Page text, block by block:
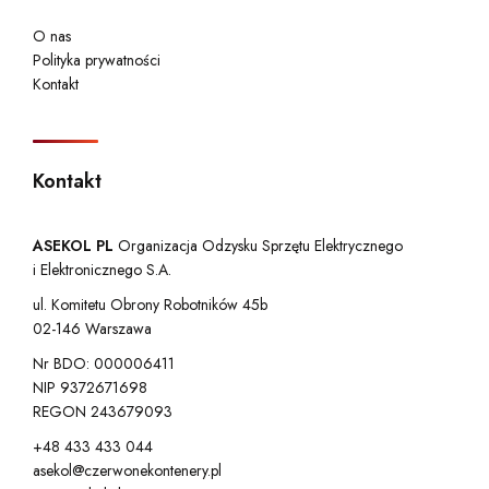
O nas
Polityka prywatności
Kontakt
Kontakt
ASEKOL PL Organizacja Odzysku Sprzętu Elektrycznego
i Elektronicznego S.A.
ul. Komitetu Obrony Robotników 45b
02-146 Warszawa
Nr BDO: 000006411
NIP 9372671698
REGON 243679093
+48 433 433 044
asekol@czerwonekontenery.pl